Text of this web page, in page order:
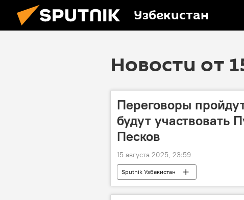
Узбекистан
Новости от
Переговоры
будут участвовать
Песков
15 августа 2025, 23:59
Sputnik Узбекистан